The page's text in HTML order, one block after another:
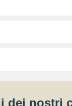
dei nostri